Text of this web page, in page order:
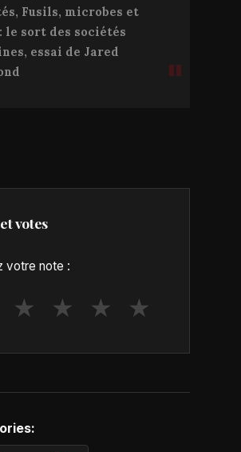
Fusils, microbes et
le sort des sociétés
essai de Jared
votes
votre note :
★ ★ ★ ★